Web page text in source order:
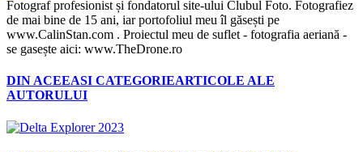
Fotograf profesionist și fondatorul site-ului Clubul Foto. Fotografiez
de mai bine de 15 ani, iar portofoliul meu îl găsești pe
www.CalinStan.com . Proiectul meu de suflet - fotografia aeriană -
se gasește aici: www.TheDrone.ro
DIN ACEEASI CATEGORIEARTICOLE ALE
AUTORULUI